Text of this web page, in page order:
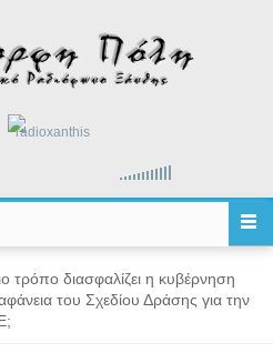
radioxanthis
τρόπο διασφαλίζει η κυβέρνηση
του Σχεδίου Δράσης για την